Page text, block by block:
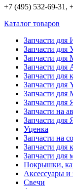
+7 (495) 532-69-31,
Каталог товаров
Запчасти
Запчасти для
Запчасти для
Запчасти для
Запчасти для
Запчасти для
Запчасти для
Запчасти для
Запчасти на
Запчасти для
Уценка
Запчасти на
Запчасти для
Запчасти для
Покрышки,
Аксессуары и
Свечи